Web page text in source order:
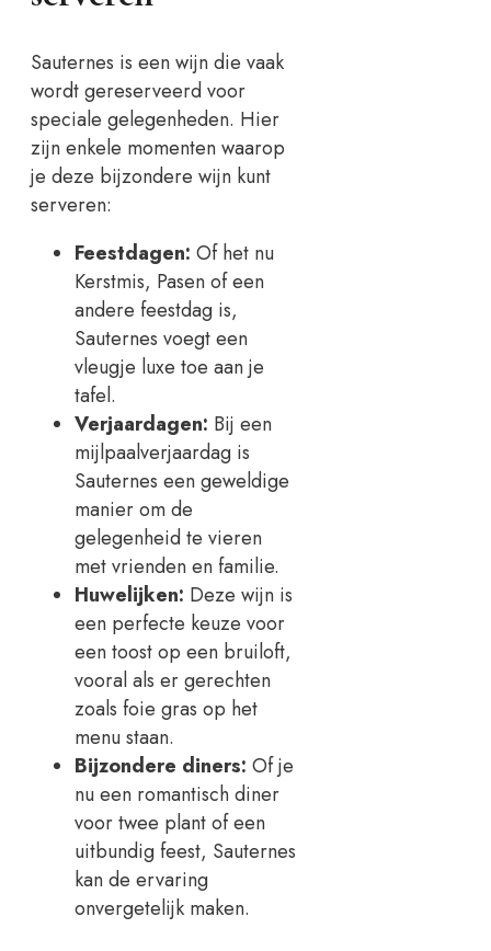
Sauternes is een wijn die vaak
wordt gereserveerd voor
speciale gelegenheden. Hier
zijn enkele momenten waarop
je deze bijzondere wijn kunt
serveren:
Feestdagen: Of het nu
Kerstmis, Pasen of een
andere feestdag is,
Sauternes voegt een
vleugje luxe toe aan je
tafel.
Verjaardagen: Bij een
mijlpaalverjaardag is
Sauternes een geweldige
manier om de
gelegenheid te vieren
met vrienden en familie.
Huwelijken: Deze wijn is
een perfecte keuze voor
een toost op een bruiloft,
vooral als er gerechten
zoals foie gras op het
menu staan.
Bijzondere diners: Of je
nu een romantisch diner
voor twee plant of een
uitbundig feest, Sauternes
kan de ervaring
onvergetelijk maken.